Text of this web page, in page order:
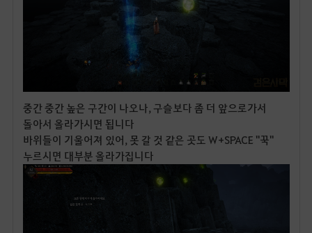
중간 중간 높은 구간이 나오나, 구슬보다 좀 더 앞으로가서
돌아서 올라가시면 됩니다
바위들이 기울어져 있어, 못 갈 것 같은 곳도 W+SPACE "꾹"
누르시면 대부분 올라가집니다